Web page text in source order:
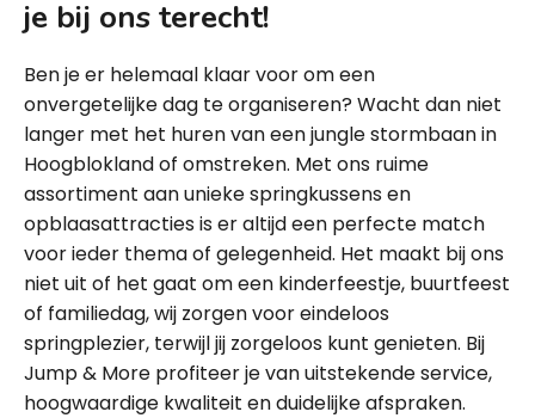
je bij ons terecht!
Ben je er helemaal klaar voor om een
onvergetelijke dag te organiseren? Wacht dan niet
langer met het huren van een jungle stormbaan in
Hoogblokland of omstreken. Met ons ruime
assortiment aan unieke springkussens en
opblaasattracties is er altijd een perfecte match
voor ieder thema of gelegenheid. Het maakt bij ons
niet uit of het gaat om een kinderfeestje, buurtfeest
of familiedag, wij zorgen voor eindeloos
springplezier, terwijl jij zorgeloos kunt genieten. Bij
Jump & More profiteer je van uitstekende service,
hoogwaardige kwaliteit en duidelijke afspraken.